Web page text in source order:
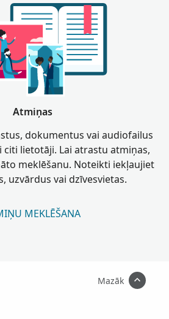
Atmiņas
dokumentus vai audiofailus
citi lietotāji. Lai atrastu atmiņas,
meklēšanu. Noteikti iekļaujiet
uzvārdus vai dzīvesvietas.
MEKLĒŠANA
Mazāk